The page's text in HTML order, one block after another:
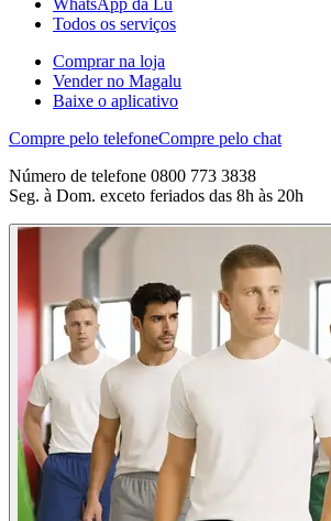
Todos os serviços
Comprar na loja
Vender no Magalu
Baixe o aplicativo
Compre pelo telefoneCompre pelo chat
Número de telefone 0800 773 3838
Seg. à Dom. exceto feriados das 8h às 20h